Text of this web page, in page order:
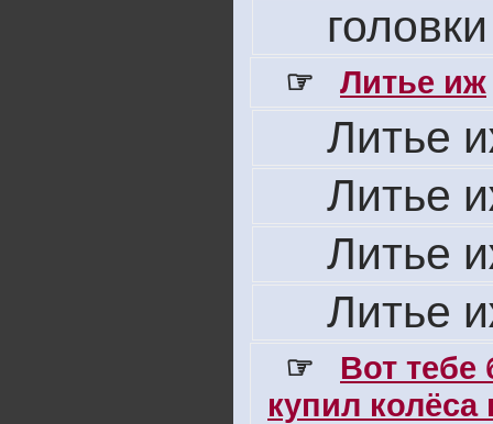
☞ Литье иж
Литье
Литье
Литье
Литье
☞
Вот
купил колёса